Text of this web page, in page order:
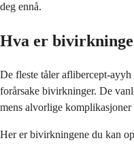
deg ennå.
Hva er
De fleste tåler aflibercept-
forårsake bivirkninger. De
mens alvorlige
Her er bivirkningene du kan